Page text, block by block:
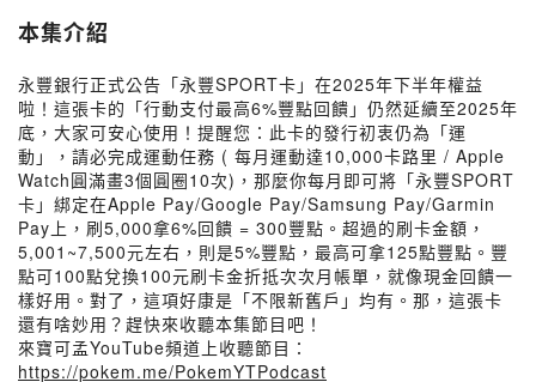
本集介紹
永豐銀行正式公告「永豐SPORT卡」在2025年下半年權益
啦！這張卡的「行動支付最高6%豐點回饋」仍然延續至2025年
底，大家可安心使用！提醒您：此卡的發行初衷仍為「運
動」，請必完成運動任務 ( 每月運動達10,000卡路里 / Apple
Watch圓滿畫3個圓圈10次)，那麼你每月即可將「永豐SPORT
卡」綁定在Apple Pay/Google Pay/Samsung Pay/Garmin
Pay上，刷5,000拿6%回饋 = 300豐點。超過的刷卡金額，
5,001~7,500元左右，則是5%豐點，最高可拿125點豐點。豐
點可100點兌換100元刷卡金折抵次次月帳單，就像現金回饋一
樣好用。對了，這項好康是「不限新舊戶」均有。那，這張卡
還有啥妙用？趕快來收聽本集節目吧！
來寶可孟YouTube頻道上收聽節目：
https://pokem.me/PokemYTPodcast